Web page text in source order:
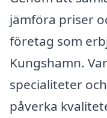
jämföra priser
företag som
Kungshamn.
specialiteter
påverka